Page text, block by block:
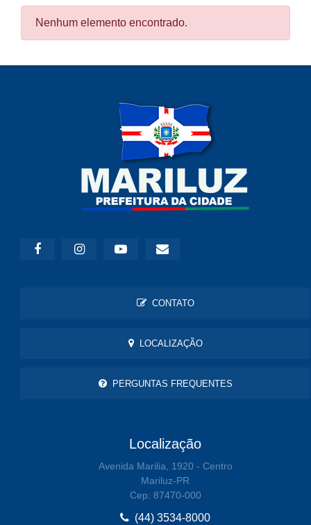
Nenhum elemento encontrado.
CONTATO
LOCALIZAÇÃO
PERGUNTAS FREQUENTES
Localização
Avenida Marilia, 1920 - Centro
Mariluz-PR
Cep: 87470-000
(44) 3534-8000